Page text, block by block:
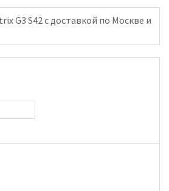
G3 S42 с доставкой по Москве и